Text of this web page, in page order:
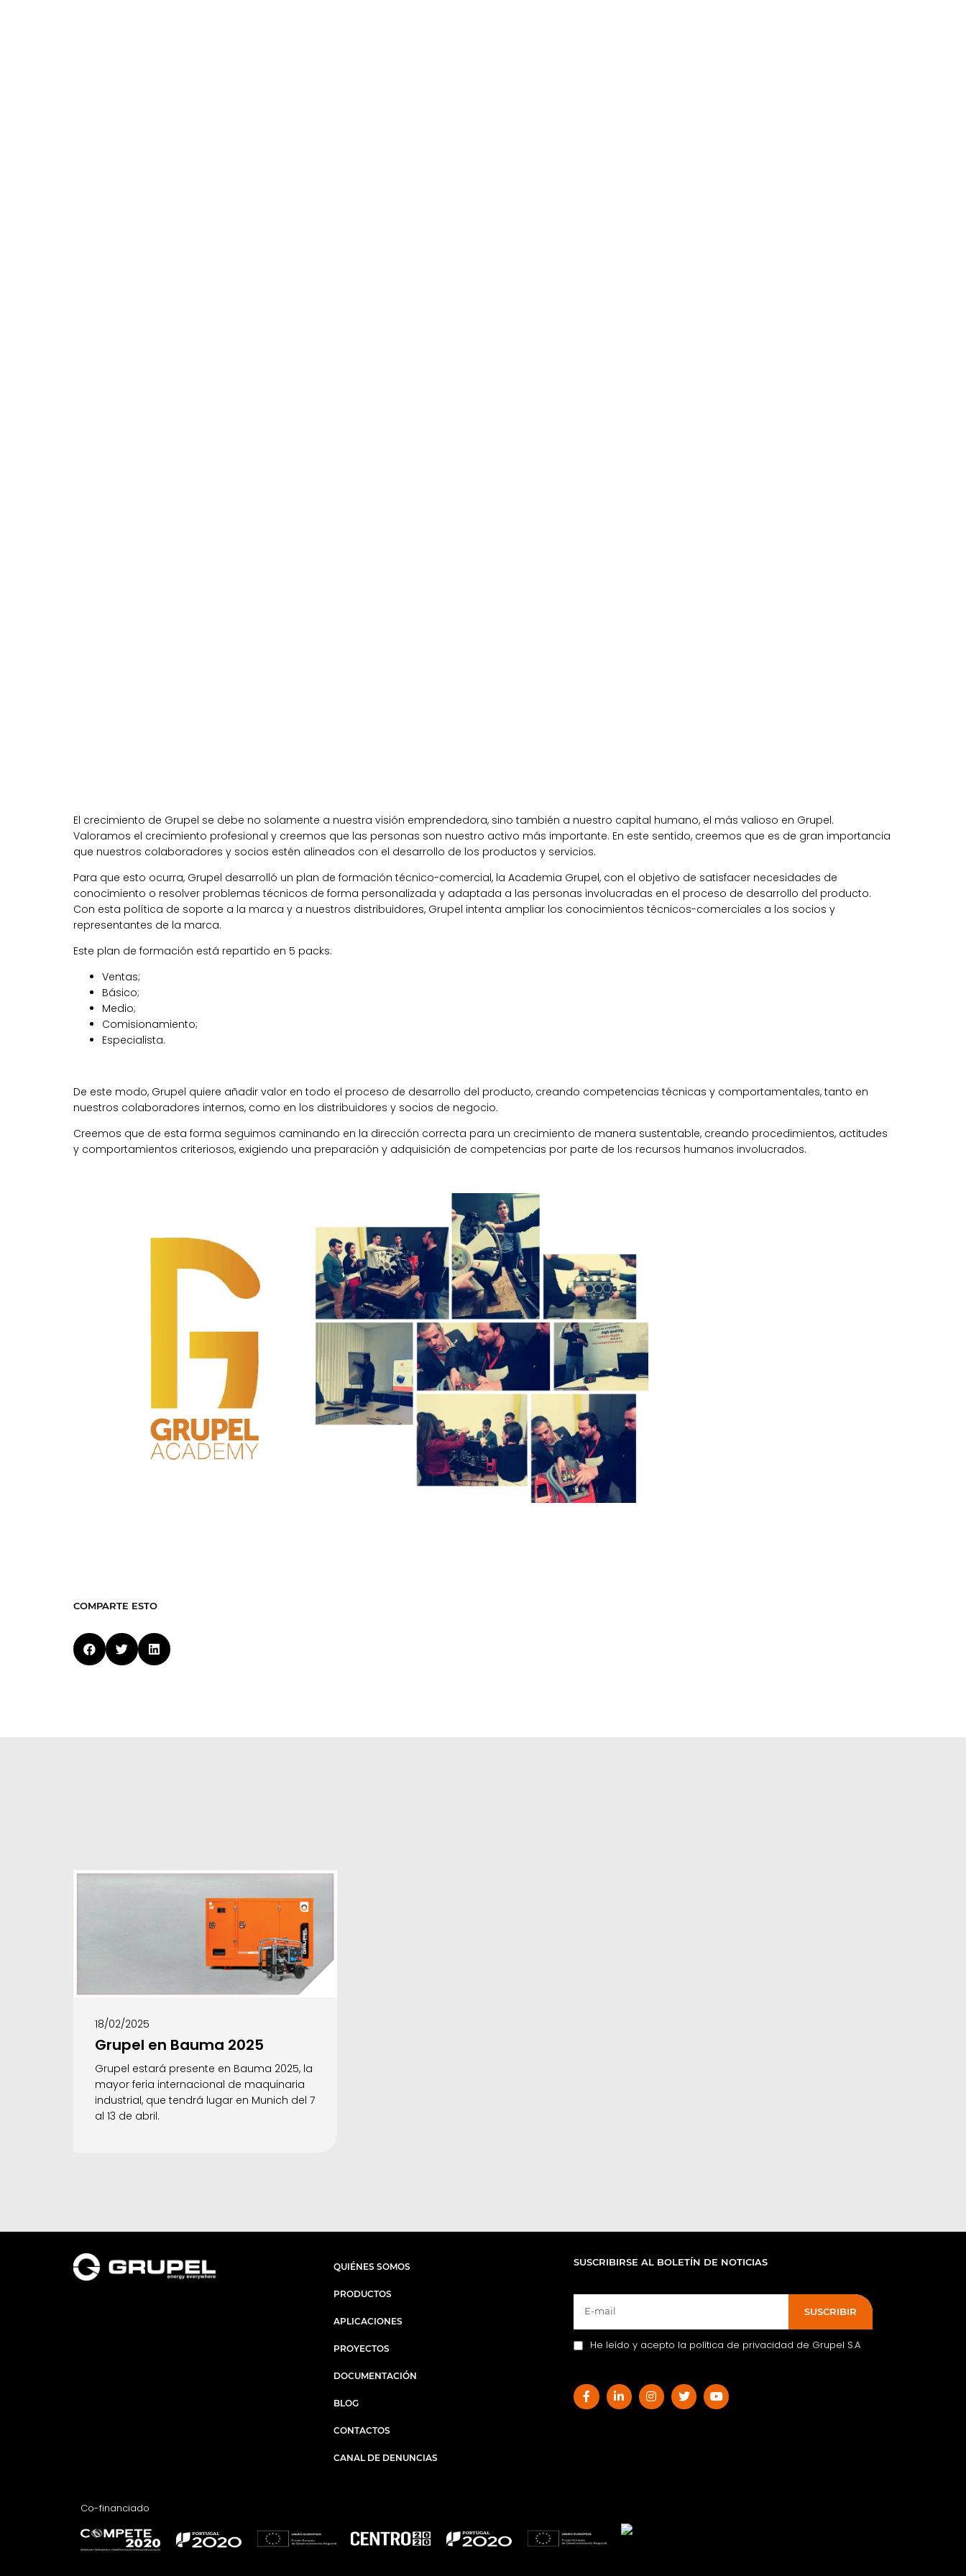
El crecimiento de Grupel se debe no solamente a nuestra visión emprendedora, sino también a nuestro capital humano, el más valioso en Grupel.
Valoramos el crecimiento profesional y creemos que las personas son nuestro activo más importante. En este sentido, creemos que es de gran importancia
que nuestros colaboradores y socios estén alineados con el desarrollo de los productos y servicios.
Para que esto ocurra, Grupel desarrolló un plan de formación técnico-comercial, la Academia Grupel, con el objetivo de satisfacer necesidades de
conocimiento o resolver problemas técnicos de forma personalizada y adaptada a las personas involucradas en el proceso de desarrollo del producto.
Con esta política de soporte a la marca y a nuestros distribuidores, Grupel intenta ampliar los conocimientos técnicos-comerciales a los socios y
representantes de la marca.
Este plan de formación está repartido en 5 packs:
Ventas;
Básico;
Medio;
Comisionamiento;
Especialista.
De este modo, Grupel quiere añadir valor en todo el proceso de desarrollo del producto, creando competencias técnicas y comportamentales, tanto en
nuestros colaboradores internos, como en los distribuidores y socios de negocio.
Creemos que de esta forma seguimos caminando en la dirección correcta para un crecimiento de manera sustentable, creando procedimientos, actitudes
y comportamientos criteriosos, exigiendo una preparación y adquisición de competencias por parte de los recursos humanos involucrados.
COMPARTE ESTO
18/02/2025
Grupel en Bauma 2025
Grupel estará presente en Bauma 2025, la
mayor feria internacional de maquinaria
industrial, que tendrá lugar en Munich del 7
al 13 de abril.
QUIÉNES SOMOS
PRODUCTOS
APLICACIONES
PROYECTOS
DOCUMENTACIÓN
BLOG
CONTACTOS
CANAL DE DENUNCIAS
SUSCRIBIRSE AL BOLETÍN DE NOTICIAS
SUSCRIBIR
He leído y acepto la política de privacidad de Grupel S.A
Co-financiado​